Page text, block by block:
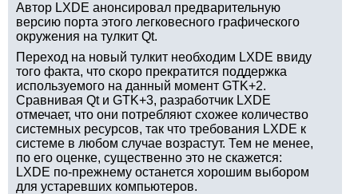
Автор LXDE анонсировал предварительную
версию порта этого легковесного графического
окружения на тулкит Qt.
Переход на новый тулкит необходим LXDE ввиду
того факта, что скоро прекратится поддержка
используемого на данный момент GTK+2.
Сравнивая Qt и GTK+3, разработчик LXDE
отмечает, что они потребляют схожее количество
системных ресурсов, так что требования LXDE к
системе в любом случае возрастут. Тем не менее,
по его оценке, существенно это не скажется:
LXDE по-прежнему останется хорошим выбором
для устаревших компьютеров.